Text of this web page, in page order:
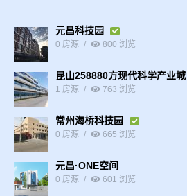
元昌科技园
0 房源 800 浏览
昆山258880方现代科学产业城
1 房源 763 浏览
常州海桥科技园
0 房源 665 浏览
元昌·ONE空间
0 房源 601 浏览